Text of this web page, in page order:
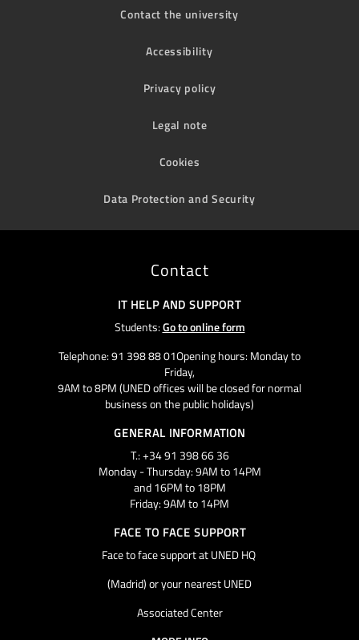
Contact the university
Accessibility
Privacy policy
Legal note
Cookies
Data Protection and Security
Contact
IT HELP AND SUPPORT
Students:Go to online form
Telephone: 91 398 88 01Opening hours: Monday to
Friday,
9AM to 8PM (UNED offices will be closed for normal
business on the public holidays)
GENERAL INFORMATION
T.: +34 91 398 66 36
Monday - Thursday: 9AM to 14PM
and 16PM to 18PM
Friday: 9AM to 14PM
FACE TO FACE SUPPORT
Face to face support at UNED HQ
(Madrid) or your nearest UNED
Associated Center